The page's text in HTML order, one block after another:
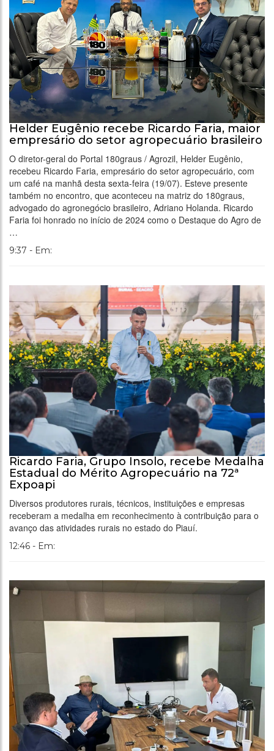
Helder Eugênio recebe Ricardo Faria, maior
empresário do setor agropecuário brasileiro
O diretor-geral do Portal 180graus / Agrozil, Helder Eugênio,
recebeu Ricardo Faria, empresário do setor agropecuário, com
um café na manhã desta sexta-feira (19/07). Esteve presente
também no encontro, que aconteceu na matriz do 180graus,
advogado do agronegócio brasileiro, Adriano Holanda. Ricardo
Faria foi honrado no início de 2024 como o Destaque do Agro de
…
9:37 - Em:
Ricardo Faria, Grupo Insolo, recebe Medalha
Estadual do Mérito Agropecuário na 72ª
Expoapi
Diversos produtores rurais, técnicos, instituições e empresas
receberam a medalha em reconhecimento à contribuição para o
avanço das atividades rurais no estado do Piauí.
12:46 - Em: